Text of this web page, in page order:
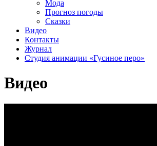
Мода
Прогноз погоды
Сказки
Видео
Контакты
Журнал
Студия анимации «Гусиное перо»
Видео